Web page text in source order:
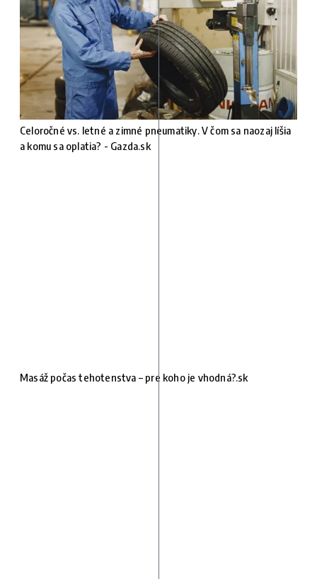
Celoročné vs. letné a zimné pneumatiky. V čom sa naozaj líšia
a komu sa oplatia? - Gazda.sk
Masáž počas tehotenstva – pre koho je vhodná?.sk